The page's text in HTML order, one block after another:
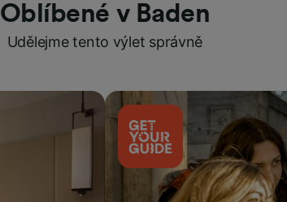
Oblíbené v Baden
Udělejme tento výlet správně